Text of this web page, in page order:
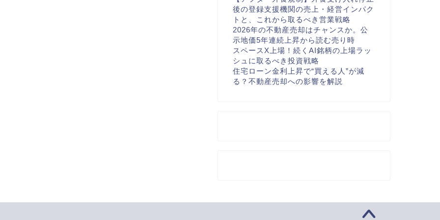
後の登録支援機関の売上・経営インパク
トと、これから取るべき営業戦略
2026年の不動産売却はチャンスか。公
示地価5年連続上昇から読む売り時
スペースX上場！続くAI銘柄の上場ラッ
シュに取るべき投資戦略
住宅ローン金利上昇で“買える人”が減
る？不動産売却への影響を解説